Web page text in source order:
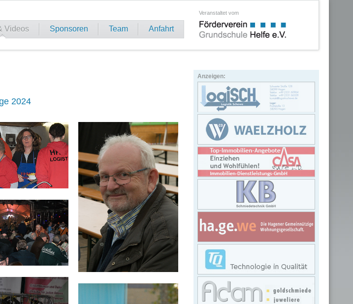
Videos Sponsoren Team Anfahrt
Veranstaltet vom
Anzeigen:
2024